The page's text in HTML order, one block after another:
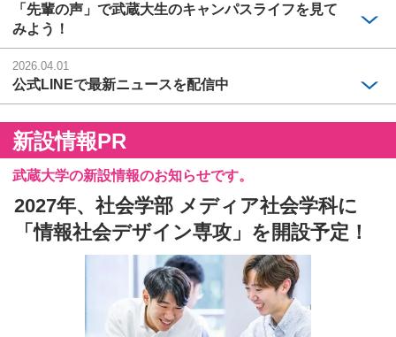
「先輩の声」で武蔵大生のキャンパスライフを見て
みよう！
2026.04.01
公式LINEで最新ニュースを配信中
新設情報PR
武蔵大学の新設情報のお知らせです。
2027年、社会学部 メディア社会学科に
「情報社会デザイン専攻」を開設予定！